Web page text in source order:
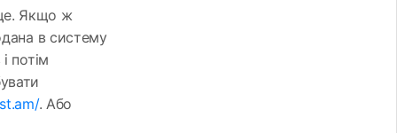
Якщо ж
в систему
потім
. Або